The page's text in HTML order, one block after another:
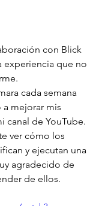
con Blick
experiencia que no
cada semana
mejorar mis
canal de YouTube.
ver cómo los
y ejecutan una
agradecido de
de ellos.